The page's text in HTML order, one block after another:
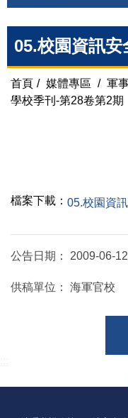
05.校園資訊
首頁 / 媒體專區 / 軍
學校季刊-第28卷第2期
檔案下載： 05.校園資
公告日期： 2009-06-12
供稿單位： 海軍官校